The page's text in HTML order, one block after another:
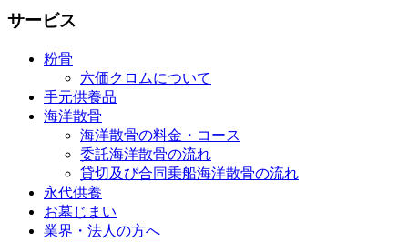
サービス
粉骨
六価クロムについて
手元供養品
海洋散骨
海洋散骨の料金・コース
委託海洋散骨の流れ
貸切及び合同乗船海洋散骨の流れ
永代供養
お墓じまい
業界・法人の方へ